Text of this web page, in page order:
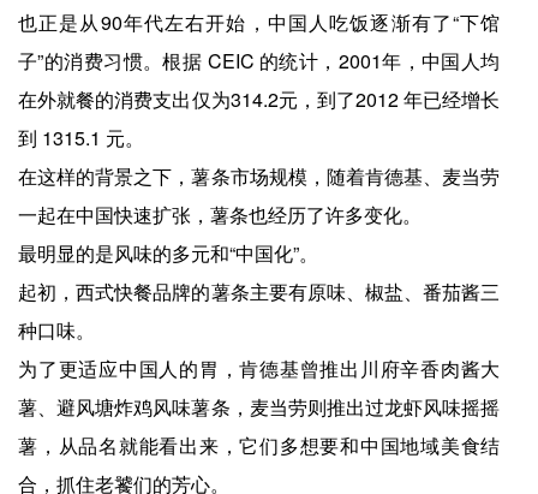
也正是从90年代左右开始，中国人吃饭逐渐有了“下馆
子”的消费习惯。根据 CEIC 的统计，2001年，中国人均
在外就餐的消费支出仅为314.2元，到了2012 年已经增长
到 1315.1 元。
在这样的背景之下，薯条市场规模，随着肯德基、麦当劳
一起在中国快速扩张，薯条也经历了许多变化。
最明显的是风味的多元和“中国化”。
起初，西式快餐品牌的薯条主要有原味、椒盐、番茄酱三
种口味。
为了更适应中国人的胃，肯德基曾推出川府辛香肉酱大
薯、避风塘炸鸡风味薯条，麦当劳则推出过龙虾风味摇摇
薯，从品名就能看出来，它们多想要和中国地域美食结
合，抓住老饕们的芳心。